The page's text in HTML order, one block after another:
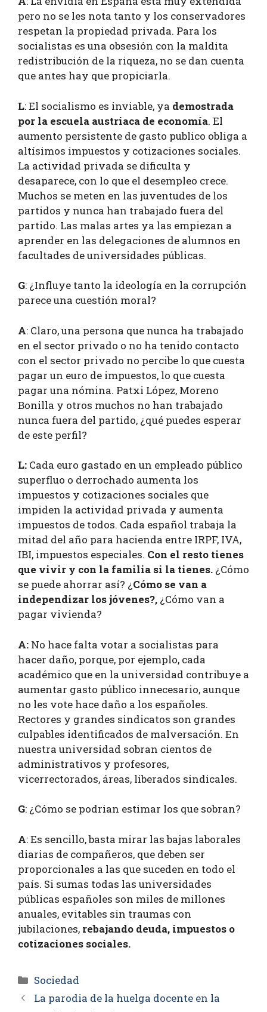
pero no se les nota tanto y los conservadores
respetan la propiedad privada. Para los
socialistas es una obsesión con la maldita
redistribución de la riqueza, no se dan cuenta
que antes hay que propiciarla.
L: El socialismo es inviable, ya demostrada
por la escuela austriaca de economía. El
aumento persistente de gasto publico obliga a
altísimos impuestos y cotizaciones sociales.
La actividad privada se dificulta y
desaparece, con lo que el desempleo crece.
Muchos se meten en las juventudes de los
partidos y nunca han trabajado fuera del
partido. Las malas artes ya las empiezan a
aprender en las delegaciones de alumnos en
facultades de universidades públicas.
G: ¿Influye tanto la ideología en la corrupción
parece una cuestión moral?
A: Claro, una persona que nunca ha trabajado
en el sector privado o no ha tenido contacto
con el sector privado no percibe lo que cuesta
pagar un euro de impuestos, lo que cuesta
pagar una nómina. Patxi López, Moreno
Bonilla y otros muchos no han trabajado
nunca fuera del partido, ¿qué puedes esperar
de este perfil?
L: Cada euro gastado en un empleado público
superfluo o derrochado aumenta los
impuestos y cotizaciones sociales que
impiden la actividad privada y aumenta
impuestos de todos. Cada español trabaja la
mitad del año para hacienda entre IRPF, IVA,
IBI, impuestos especiales. Con el resto tienes
que vivir y con la familia si la tienes. ¿Cómo
se puede ahorrar así? ¿Cómo se van a
independizar los jóvenes?, ¿Cómo van a
pagar vivienda?
A: No hace falta votar a socialistas para
hacer daño, porque, por ejemplo, cada
académico que en la universidad contribuye a
aumentar gasto público innecesario, aunque
no les vote hace daño a los españoles.
Rectores y grandes sindicatos son grandes
culpables identificados de malversación. En
nuestra universidad sobran cientos de
administrativos y profesores,
vicerrectorados, áreas, liberados sindicales.
G: ¿Cómo se podrian estimar los que sobran?
A: Es sencillo, basta mirar las bajas laborales
diarias de compañeros, que deben ser
proporcionales a las que suceden en todo el
país. Si sumas todas las universidades
públicas españoles son miles de millones
anuales, evitables sin traumas con
jubilaciones, rebajando deuda, impuestos o
cotizaciones sociales.
Sociedad
La parodia de la huelga docente en la